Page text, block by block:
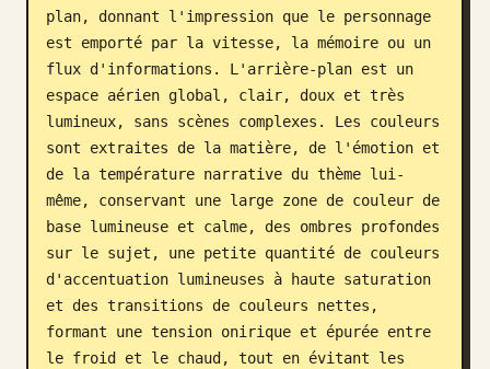
plan, donnant l'impression que le personnage
est emporté par la vitesse, la mémoire ou un
flux d'informations. L'arrière-plan est un
espace aérien global, clair, doux et très
lumineux, sans scènes complexes. Les couleurs
sont extraites de la matière, de l'émotion et
de la température narrative du thème lui-
même, conservant une large zone de couleur de
base lumineuse et calme, des ombres profondes
sur le sujet, une petite quantité de couleurs
d'accentuation lumineuses à haute saturation
et des transitions de couleurs nettes,
formant une tension onirique et épurée entre
le froid et le chaud, tout en évitant les